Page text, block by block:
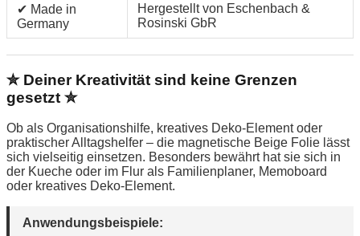
✔ Made in
Germany
Hergestellt von Eschenbach &
Rosinski GbR
✮ Deiner Kreativität sind keine Grenzen
gesetzt ✮
Ob als Organisationshilfe, kreatives Deko-Element oder
praktischer Alltagshelfer – die magnetische Beige Folie lässt
sich vielseitig einsetzen. Besonders bewährt hat sie sich in
der Kueche oder im Flur als Familienplaner, Memoboard
oder kreatives Deko-Element.
Anwendungsbeispiele: